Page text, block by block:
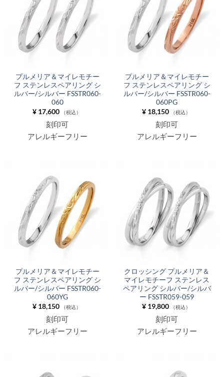
プルメリア＆マイレモチー
フ ステンレスペアリング シ
ルバー/シルバー FSSTR060-
060
¥17,600 （税込）
刻印可
アレルギーフリー
プルメリア＆マイレモチー
フ ステンレスペアリング シ
ルバー/シルバー FSSTR060-
060PG
¥18,150 （税込）
刻印可
アレルギーフリー
プルメリア＆マイレモチー
フ ステンレスペアリング シ
ルバー/シルバー FSSTR060-
060YG
¥18,150 （税込）
刻印可
アレルギーフリー
クロッシング プルメリア＆
マイレモチーフ ステンレス
ペアリング シルバー/シルバ
ー FSSTR059-059
¥19,800 （税込）
刻印可
アレルギーフリー